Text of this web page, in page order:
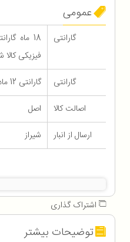
عمومی
گارانتی
18 ماه
فیزیکی کالا
گارانتی
گارانتی 12 ماه شرکتی
اصالت کالا
اصل
ارسال از انبار
شیراز
اشتراک گذاری
توضیحات بیشتر